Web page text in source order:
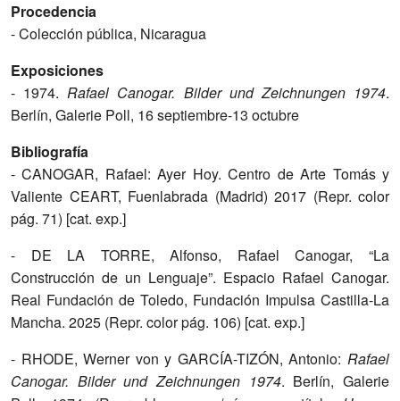
Procedencia
- Colección pública, Nicaragua
Exposiciones
- 1974. Rafael Canogar. Bilder und Zeichnungen 1974.
Berlín, Galerie Poll, 16 septiembre-13 octubre
Bibliografía
- CANOGAR, Rafael: Ayer Hoy. Centro de Arte Tomás y
Valiente CEART, Fuenlabrada (Madrid) 2017 (Repr. color
pág. 71) [cat. exp.]
- DE LA TORRE, Alfonso, Rafael Canogar, “La
Construcción de un Lenguaje”. Espacio Rafael Canogar.
Real Fundación de Toledo, Fundación Impulsa Castilla-La
Mancha. 2025 (Repr. color pág. 106) [cat. exp.]
- RHODE, Werner von y GARCÍA-TIZÓN, Antonio: Rafael
Canogar. Bilder und Zeichnungen 1974. Berlín, Galerie